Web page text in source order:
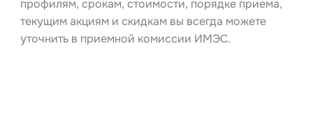
профилям, срокам, стоимости, порядке приема,
текущим акциям и скидкам вы всегда можете
уточнить в приемной комиссии ИМЭС.